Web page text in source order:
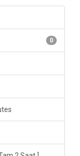
0